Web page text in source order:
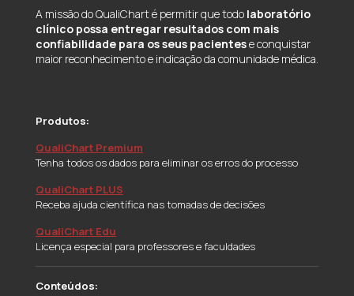
A missão do QualiChart é permitir que todo laboratório
clínico possa entregar resultados com mais
confiabilidade para os seus pacientese conquistar
maior reconhecimento e indicação da comunidade médica.
Produtos:
QualiChart Premium
Tenha todos os dados para eliminar os erros do processo
QualiChart PLUS
Receba ajuda científica nas tomadas de decisões
QualiChart Edu
Licença especial para professores e faculdades
Conteúdos: